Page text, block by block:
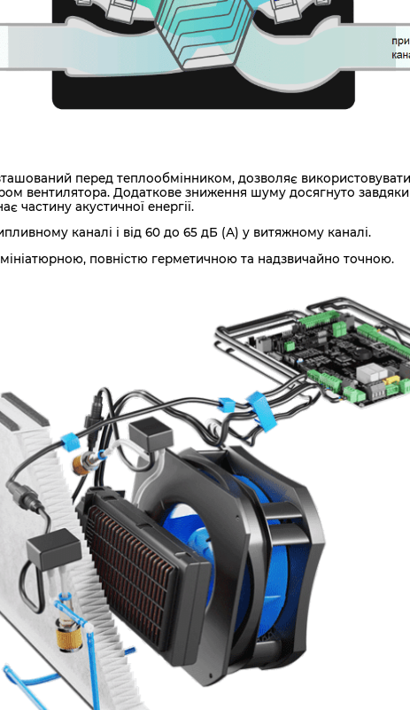
перед теплообмінником, дозволяє
вентилятора. Додаткове зниження шуму досягнуто
частину акустичної енергії.
каналі і від 60 до 65 дБ (А) у витяжному каналі.
повністю герметичною та надзвичайно точною.